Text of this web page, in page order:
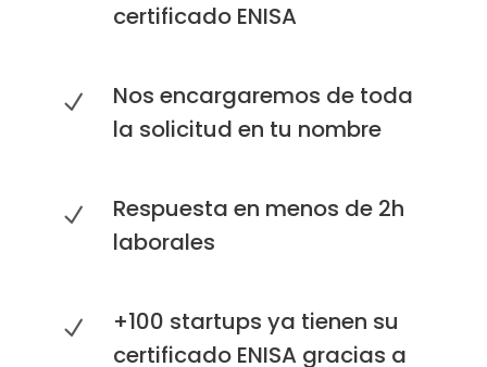
certificado ENISA
Nos encargaremos de toda
la solicitud en tu nombre
Respuesta en menos de 2h
laborales
+100 startups ya tienen su
certificado ENISA gracias a